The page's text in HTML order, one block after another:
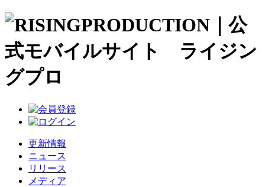
更新情報
ニュース
リリース
メディア